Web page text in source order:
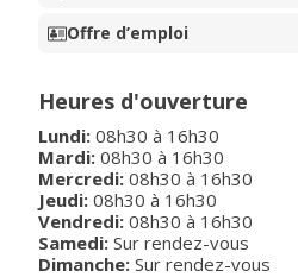
Offre d’emploi
Heures d'ouverture
Lundi: 08h30 à 16h30
Mardi: 08h30 à 16h30
Mercredi: 08h30 à 16h30
Jeudi: 08h30 à 16h30
Vendredi: 08h30 à 16h30
Samedi: Sur rendez-vous
Dimanche: Sur rendez-vous